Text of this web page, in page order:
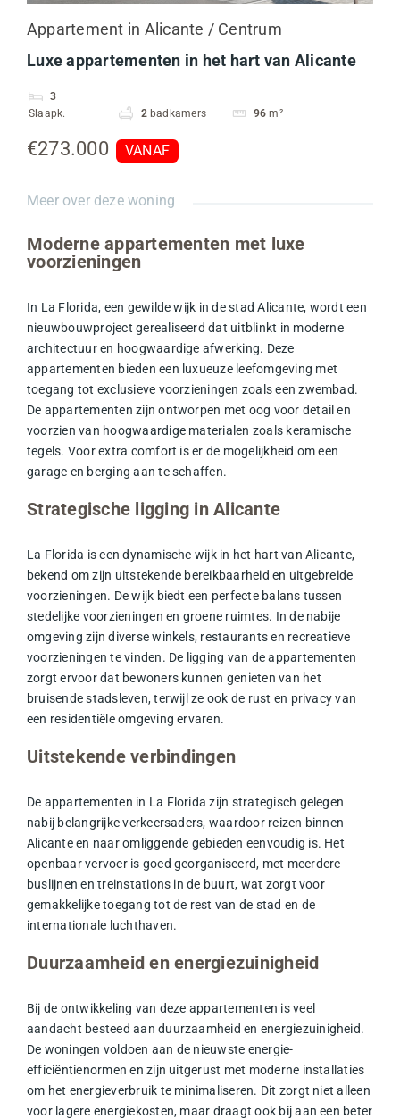
Appartement in Alicante / Centrum
Luxe appartementen in het hart van Alicante
3
Slaapk.
2 badkamers 96 m²
€273.000 VANAF
Meer over deze woning
Moderne appartementen met luxe
voorzieningen
In La Florida, een gewilde wijk in de stad Alicante, wordt een
nieuwbouwproject gerealiseerd dat uitblinkt in moderne
architectuur en hoogwaardige afwerking. Deze
appartementen bieden een luxueuze leefomgeving met
toegang tot exclusieve voorzieningen zoals een zwembad.
De appartementen zijn ontworpen met oog voor detail en
voorzien van hoogwaardige materialen zoals keramische
tegels. Voor extra comfort is er de mogelijkheid om een
garage en berging aan te schaffen.
Strategische ligging in Alicante
La Florida is een dynamische wijk in het hart van Alicante,
bekend om zijn uitstekende bereikbaarheid en uitgebreide
voorzieningen. De wijk biedt een perfecte balans tussen
stedelijke voorzieningen en groene ruimtes. In de nabije
omgeving zijn diverse winkels, restaurants en recreatieve
voorzieningen te vinden. De ligging van de appartementen
zorgt ervoor dat bewoners kunnen genieten van het
bruisende stadsleven, terwijl ze ook de rust en privacy van
een residentiële omgeving ervaren.
Uitstekende verbindingen
De appartementen in La Florida zijn strategisch gelegen
nabij belangrijke verkeersaders, waardoor reizen binnen
Alicante en naar omliggende gebieden eenvoudig is. Het
openbaar vervoer is goed georganiseerd, met meerdere
buslijnen en treinstations in de buurt, wat zorgt voor
gemakkelijke toegang tot de rest van de stad en de
internationale luchthaven.
Duurzaamheid en energiezuinigheid
Bij de ontwikkeling van deze appartementen is veel
aandacht besteed aan duurzaamheid en energiezuinigheid.
De woningen voldoen aan de nieuwste energie-
efficiëntienormen en zijn uitgerust met moderne installaties
om het energieverbruik te minimaliseren. Dit zorgt niet alleen
voor lagere energiekosten, maar draagt ook bij aan een beter